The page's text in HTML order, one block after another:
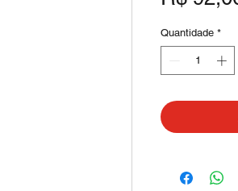
Quantidade *